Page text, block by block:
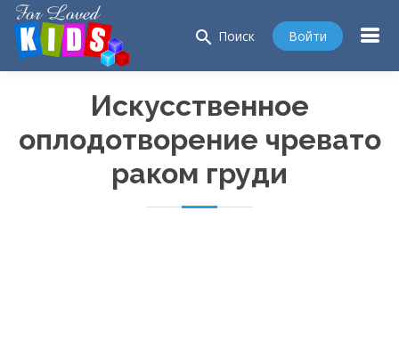
search Поиск Войти
Искусственное
оплодотворение чревато
раком груди